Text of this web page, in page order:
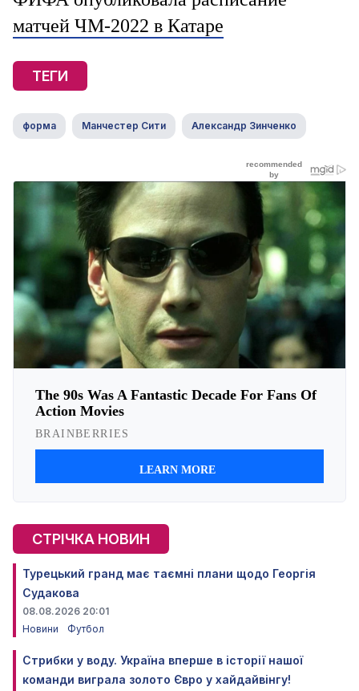
матчей ЧМ-2022 в Катаре
ТЕГИ
форма Манчестер Сити Александр Зинченко
СТРІЧКА НОВИН
Турецький гранд має таємні плани щодо Георгія
Судакова
08.08.2026 20:01
Новини
Футбол
Стрибки у воду. Україна вперше в історії нашої
команди виграла золото Євро у хайдайвінгу!